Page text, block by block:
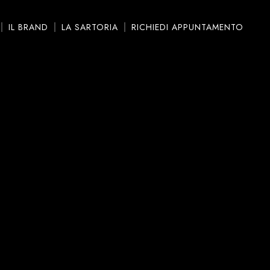
IL BRAND LA SARTORIA RICHIEDI APPUNTAMENTO